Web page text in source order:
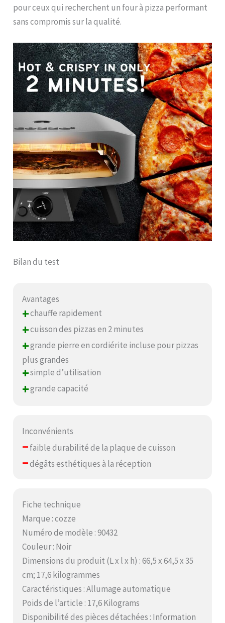
pour ceux qui recherchent un four à pizza performant
sans compromis sur la qualité.
Bilan du test
Avantages
+chauffe rapidement
+cuisson des pizzas en 2 minutes
+grande pierre en cordiérite incluse pour pizzas
plus grandes
+simple d’utilisation
+grande capacité
Inconvénients
–faible durabilité de la plaque de cuisson
–dégâts esthétiques à la réception
Fiche technique
Marque : cozze
Numéro de modèle : 90432
Couleur : Noir
Dimensions du produit (L x l x h) : 66,5 x 64,5 x 35
cm; 17,6 kilogrammes
Caractéristiques : Allumage automatique
Poids de l’article : 17,6 Kilograms
Disponibilité des pièces détachées : Information